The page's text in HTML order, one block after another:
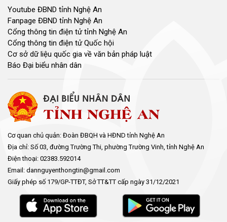
Youtube ĐBND tỉnh Nghệ An
Fanpage ĐBND tỉnh Nghệ An
Cổng thông tin điện tử tỉnh Nghệ An
Cổng thông tin điện tử Quốc hội
Cơ sở dữ liệu quốc gia về văn bản pháp luật
Báo Đại biểu nhân dân
Cơ quan chủ quản: Đoàn ĐBQH và HĐND tỉnh Nghệ An
Địa chỉ: Số 03, đường Trường Thi, phường Trường Vinh, tỉnh Nghệ An
Điện thoại: 02383.592014
Email: dannguyenthongtin@gmail.com
Giấy phép số 179/GP-TTĐT, Sở TT&TT cấp ngày 31/12/2021